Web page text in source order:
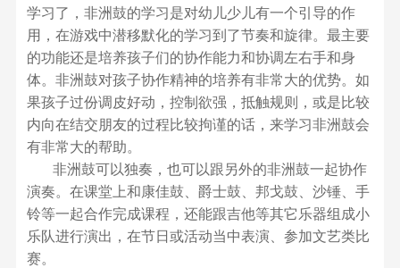
学习了，非洲鼓的学习是对幼儿少儿有一个引导的作
用，在游戏中潜移默化的学习到了节奏和旋律。最主要
的功能还是培养孩子们的协作能力和协调左右手和身
体。非洲鼓对孩子协作精神的培养有非常大的优势。如
果孩子过份调皮好动，控制欲强，抵触规则，或是比较
内向在结交朋友的过程比较拘谨的话，来学习非洲鼓会
有非常大的帮助。
非洲鼓可以独奏，也可以跟另外的非洲鼓一起协作
演奏。在课堂上和康佳鼓、爵士鼓、邦戈鼓、沙锤、手
铃等一起合作完成课程，还能跟吉他等其它乐器组成小
乐队进行演出，在节日或活动当中表演、参加文艺类比
赛。